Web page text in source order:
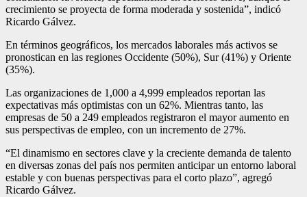
crecimiento se proyecta de forma moderada y sostenida”, indicó
Ricardo Gálvez.
En términos geográficos, los mercados laborales más activos se
pronostican en las regiones Occidente (50%), Sur (41%) y Oriente
(35%).
Las organizaciones de 1,000 a 4,999 empleados reportan las
expectativas más optimistas con un 62%. Mientras tanto, las
empresas de 50 a 249 empleados registraron el mayor aumento en
sus perspectivas de empleo, con un incremento de 27%.
“El dinamismo en sectores clave y la creciente demanda de talento
en diversas zonas del país nos permiten anticipar un entorno laboral
estable y con buenas perspectivas para el corto plazo”, agregó
Ricardo Gálvez.